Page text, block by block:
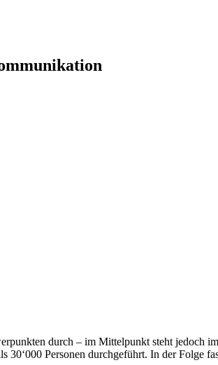
durch – im Mittelpunkt steht jedoch
Personen durchgeführt. In der Folge